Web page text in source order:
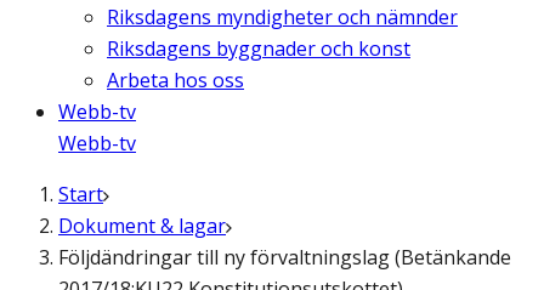
Riksdagens myndigheter och nämnder
Riksdagens byggnader och konst
Arbeta hos oss
Webb-tv
Webb-tv
Start
Dokument & lagar
Följdändringar till ny förvaltningslag (Betänkande